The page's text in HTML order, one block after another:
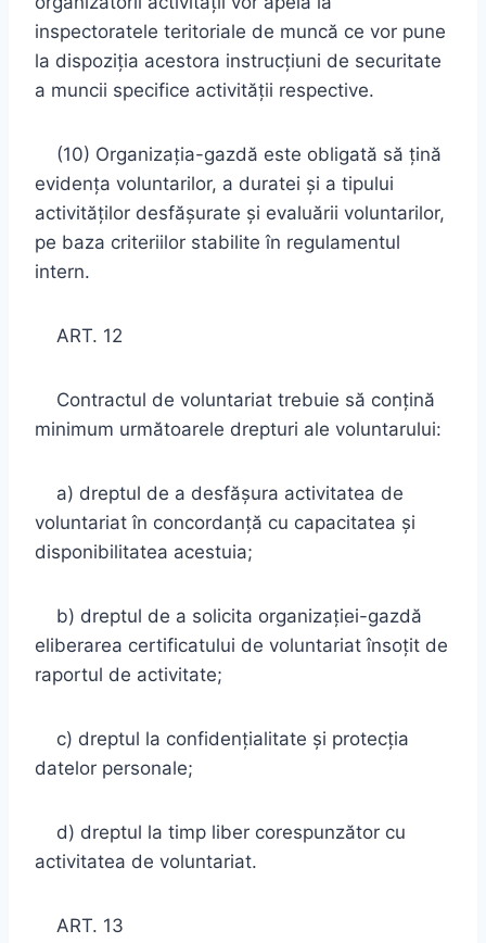
inspectoratele teritoriale de muncă ce vor pune
la dispoziţia acestora instrucţiuni de securitate
a muncii specifice activităţii respective.
(10) Organizaţia-gazdă este obligată să ţină
evidenţa voluntarilor, a duratei şi a tipului
activităţilor desfăşurate şi evaluării voluntarilor,
pe baza criteriilor stabilite în regulamentul
intern.
ART. 12
Contractul de voluntariat trebuie să conţină
minimum următoarele drepturi ale voluntarului:
a) dreptul de a desfăşura activitatea de
voluntariat în concordanţă cu capacitatea şi
disponibilitatea acestuia;
b) dreptul de a solicita organizaţiei-gazdă
eliberarea certificatului de voluntariat însoţit de
raportul de activitate;
c) dreptul la confidenţialitate şi protecţia
datelor personale;
d) dreptul la timp liber corespunzător cu
activitatea de voluntariat.
ART. 13